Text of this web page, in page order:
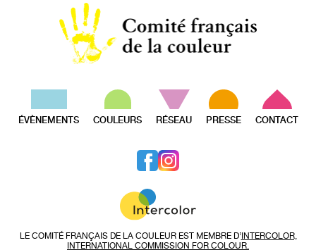
ÉVÈNEMENTS COULEURS RÉSEAU PRESSE CONTACT
LE COMITÉ FRANÇAIS DE LA COULEUR EST MEMBRE D’INTERCOLOR,
INTERNATIONAL COMMISSION FOR COLOUR.